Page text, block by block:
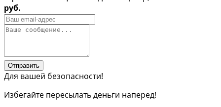
руб.
Отправить
Для вашей безопасности!
Избегайте пересылать деньги наперед!